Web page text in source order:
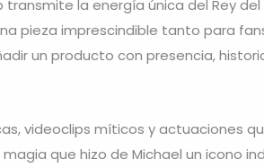
la energía única del Rey
pieza imprescindible tanto para
un producto con presencia,
videoclips míticos y actuaciones
que hizo de Michael un icono